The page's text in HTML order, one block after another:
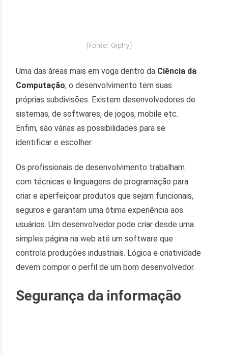
(Fonte: Giphy)
Uma das áreas mais em voga dentro da Ciência da
Computação, o desenvolvimento tem suas
próprias subdivisões. Existem desenvolvedores de
sistemas, de softwares, de jogos, mobile etc.
Enfim, são várias as possibilidades para se
identificar e escolher.
Os profissionais de desenvolvimento trabalham
com técnicas e linguagens de programação para
criar e aperfeiçoar produtos que sejam funcionais,
seguros e garantam uma ótima experiência aos
usuários. Um desenvolvedor pode criar desde uma
simples página na web até um software que
controla produções industriais. Lógica e criatividade
devem compor o perfil de um bom desenvolvedor.
Segurança da informação